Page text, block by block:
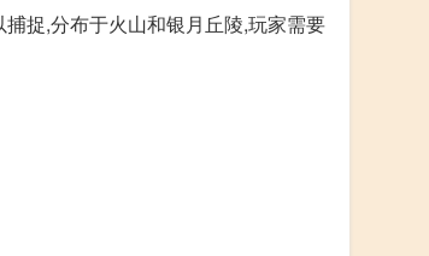
捉,分布于火山和银月丘陵,玩家需要